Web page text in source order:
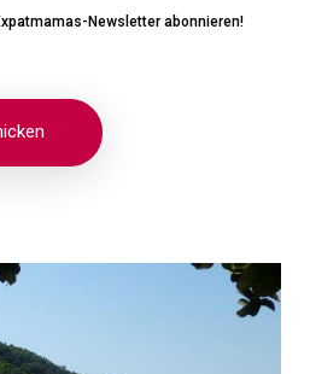
Newsletter abonnieren!